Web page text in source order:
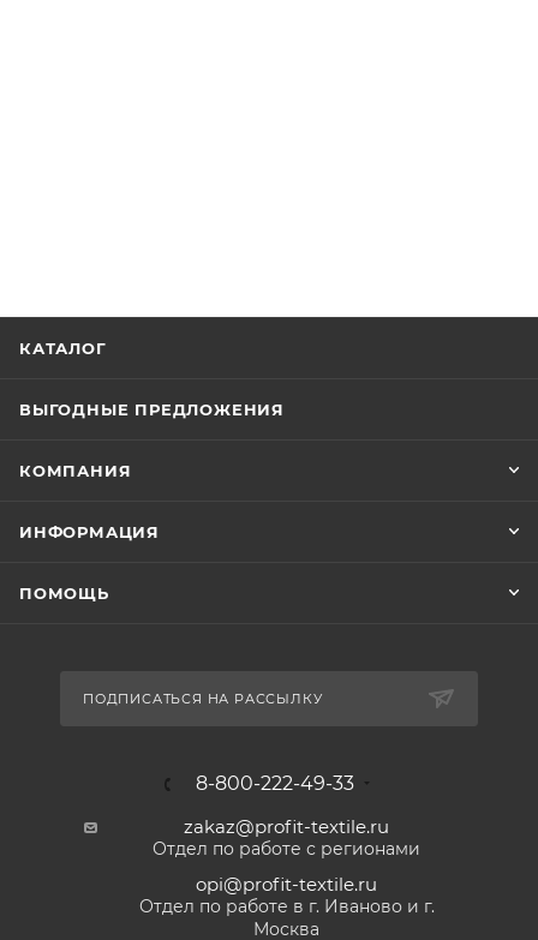
КАТАЛОГ
ВЫГОДНЫЕ ПРЕДЛОЖЕНИЯ
КОМПАНИЯ
ИНФОРМАЦИЯ
ПОМОЩЬ
ПОДПИСАТЬСЯ НА РАССЫЛКУ
8-800-222-49-33
zakaz@profit-textile.ru
Отдел по работе с регионами
opi@profit-textile.ru
Отдел по работе в г. Иваново и г.
Москва